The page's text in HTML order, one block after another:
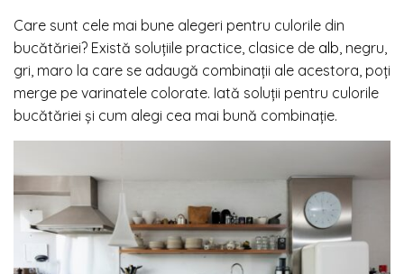
Care sunt cele mai bune alegeri pentru culorile din
bucătăriei? Există soluțiile practice, clasice de alb , negru,
gri, maro la care se adaugă combinații ale acestora, poți
merge pe varinatele colorate. Iată soluții pentru culorile
bucătăriei și cum alegi cea mai bună combinație.